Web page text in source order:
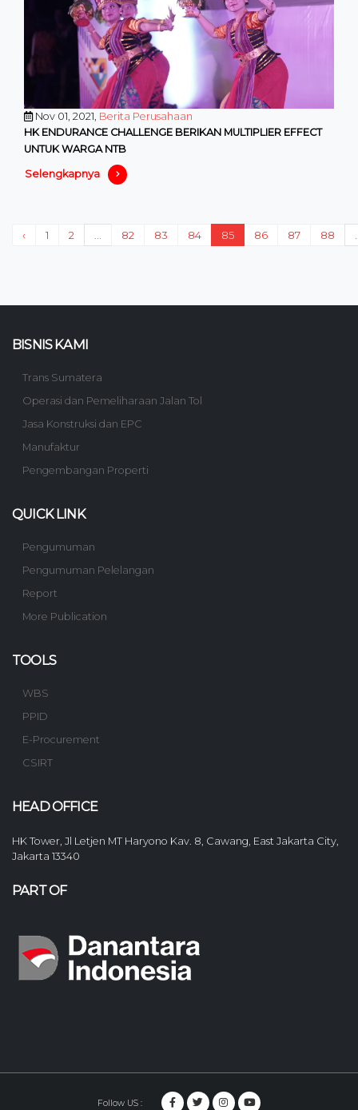
Nov 01, 2021, Berita Perusahaan
HK ENDURANCE CHALLENGE BERIKAN MULTIPLIER EFFECT
UNTUK WARGA NTB
Selengkapnya
‹ 1 2 82 83 84 85 86 87 88
BISNIS KAMI
Trans Sumatera
Operasi dan Pemeliharaan Jalan Tol
Jasa Konstruksi dan EPC
Manufaktur
Pengembangan Properti
QUICK LINK
Pengumuman
Pengumuman Pelelangan
Report
More Publication
TOOLS
WBS
PPID
E-Procurement
CSIRT
HEAD OFFICE
HK Tower, Jl Letjen MT Haryono Kav. 8, Cawang, East Jakarta City,
Jakarta 13340
PART OF
Follow US :